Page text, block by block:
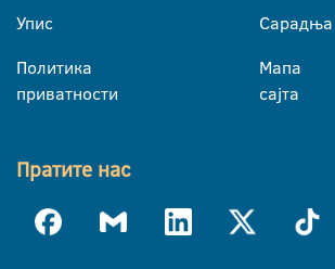
Упис
Политика
приватности
Сарадња
Мапа
сајта
Пратите нас